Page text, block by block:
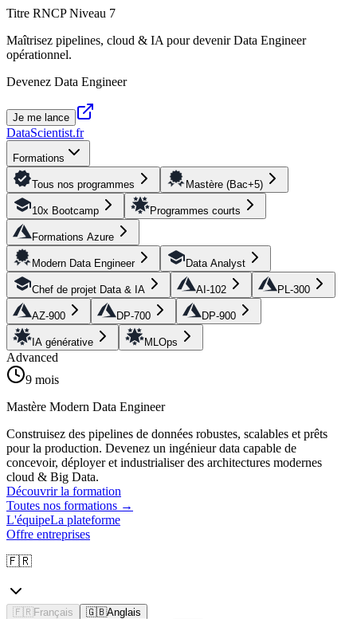
Titre RNCP Niveau 7
Maîtrisez pipelines, cloud & IA pour devenir Data Engineer
opérationnel.
Devenez Data Engineer
Je me lance
DataScientist.fr
Formations
Tous nos programmes Mastère (Bac+5)
10x Bootcamp Programmes courts
Formations Azure
Modern Data Engineer Data Analyst
Chef de projet Data & IA AI-102 PL-300
AZ-900 DP-700 DP-900
IA générative MLOps
Advanced
9 mois
Mastère Modern Data Engineer
Construisez des pipelines de données robustes, scalables et prêts
pour la production. Devenez un ingénieur data capable de
concevoir, déployer et industrialiser des architectures modernes
cloud & Big Data.
Découvrir la formation
Toutes nos formations →
L'équipeLa plateforme
Offre entreprises
🇫🇷
🇫🇷 Français 🇬🇧Anglais